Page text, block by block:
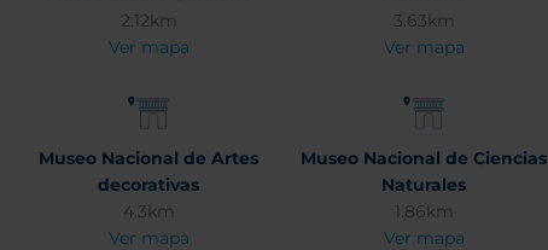
2.12km
Ver mapa
3.63km
Ver mapa
Museo Nacional de Artes
decorativas
4.3km
Ver mapa
Museo Nacional de Ciencias
Naturales
1.86km
Ver mapa